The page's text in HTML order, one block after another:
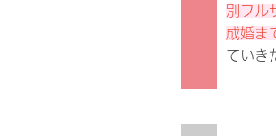
別フル
成婚ま
ていき